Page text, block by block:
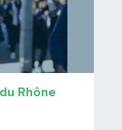
Rhône